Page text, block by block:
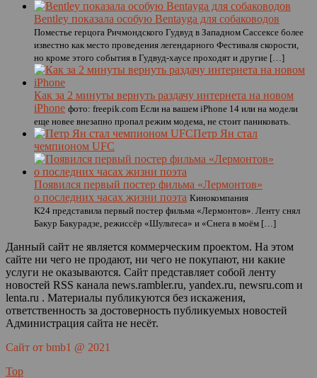
Bentley показала особую Bentayga для собаководов
Поместье герцога Ричмондского Гудвуд в Западном Сассексе более
известно как место проведения легендарного Фестиваля скорости,
но кроме этого события в Гудвуд-хаусе проходят и другие […]
Как за 2 минуты вернуть раздачу интернета на новом
iPhone фото: freepik.com Если на вашем iPhone 14 или на модели
еще новее внезапно пропал режим модема, не стоит паниковать.
Петр Ян стал
чемпионом UFC
Появился первый постер фильма «Лермонтов»
о последних часах жизни поэта Кинокомпания
K24 представила первый постер фильма «Лермонтов». Ленту снял
Бакур Бакурадзе, режиссёр «Шультеса» и «Снега в моём […]
Данный сайт не является коммерческим проектом. На этом
сайте ни чего не продают, ни чего не покупают, ни какие
услуги не оказываются. Сайт представляет собой ленту
новостей RSS канала news.rambler.ru, yandex.ru, newsru.com и
lenta.ru . Материалы публикуются без искажения,
ответственность за достоверность публикуемых новостей
Администрация сайта не несёт.
Сайт от bmb1 @ 2021
Top